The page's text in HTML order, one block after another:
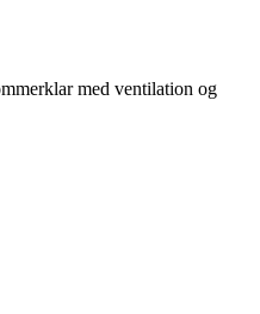
med ventilation og